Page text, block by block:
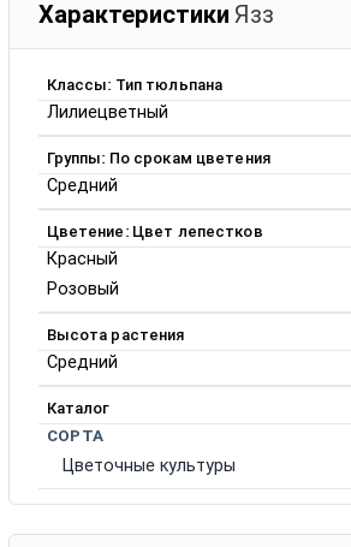
Характеристики Язз
Классы: Тип тюльпана
Лилиецветный
Группы: По срокам цветения
Средний
Цветение: Цвет лепестков
Красный
Розовый
Высота растения
Средний
Каталог
СОРТА
Цветочные культуры